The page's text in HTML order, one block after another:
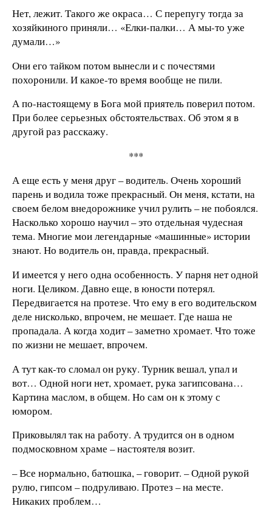
Нет, лежит. Такого же окраса… С перепугу тогда за
хозяйкиного приняли… «Елки-палки… А мы-то уже
думали…»
Они его тайком потом вынесли и с почестями
похоронили. И какое-то время вообще не пили.
А по-настоящему в Бога мой приятель поверил потом.
При более серьезных обстоятельствах. Об этом я в
другой раз расскажу.
***
А еще есть у меня друг – водитель. Очень хороший
парень и водила тоже прекрасный. Он меня, кстати, на
своем белом внедорожнике учил рулить – не побоялся.
Насколько хорошо научил – это отдельная чудесная
тема. Многие мои легендарные «машинные» истории
знают. Но водитель он, правда, прекрасный.
И имеется у него одна особенность. У парня нет одной
ноги. Целиком. Давно еще, в юности потерял.
Передвигается на протезе. Что ему в его водительском
деле нисколько, впрочем, не мешает. Где наша не
пропадала. А когда ходит – заметно хромает. Что тоже
по жизни не мешает, впрочем.
А тут как-то сломал он руку. Турник вешал, упал и
вот… Одной ноги нет, хромает, рука загипсована…
Картина маслом, в общем. Но сам он к этому с
юмором.
Приковылял так на работу. А трудится он в одном
подмосковном храме – настоятеля возит.
– Все нормально, батюшка, – говорит. – Одной рукой
рулю, гипсом – подруливаю. Протез – на месте.
Никаких проблем…